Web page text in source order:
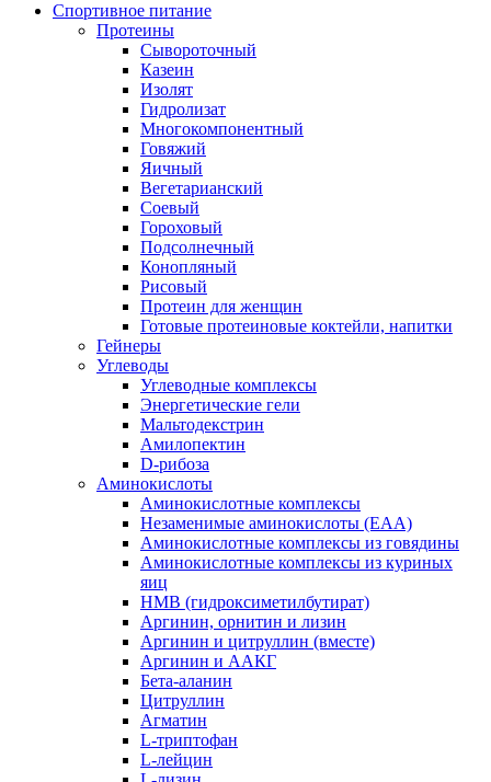
Спортивное питание
Протеины
Сывороточный
Казеин
Изолят
Гидролизат
Многокомпонентный
Говяжий
Яичный
Вегетарианский
Соевый
Гороховый
Подсолнечный
Конопляный
Рисовый
Протеин для женщин
Готовые протеиновые коктейли, напитки
Гейнеры
Углеводы
Углеводные комплексы
Энергетические гели
Мальтодекстрин
Амилопектин
D-рибоза
Аминокислоты
Аминокислотные комплексы
Незаменимые аминокислоты (EAA)
Аминокислотные комплексы из говядины
Аминокислотные комплексы из куриных
яиц
HMB (гидроксиметилбутират)
Аргинин, орнитин и лизин
Аргинин и цитруллин (вместе)
Аргинин и ААКГ
Бета-аланин
Цитруллин
Агматин
L-триптофан
L-лейцин